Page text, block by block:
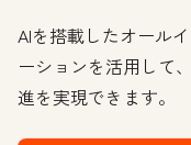
AIを搭載したオール
ーションを活用して
進を実現できます。